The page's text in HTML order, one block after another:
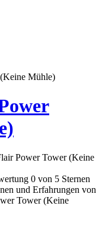
Power Tower (Keine
0 von 5 Sternen
und Erfahrungen von
Tower (Keine